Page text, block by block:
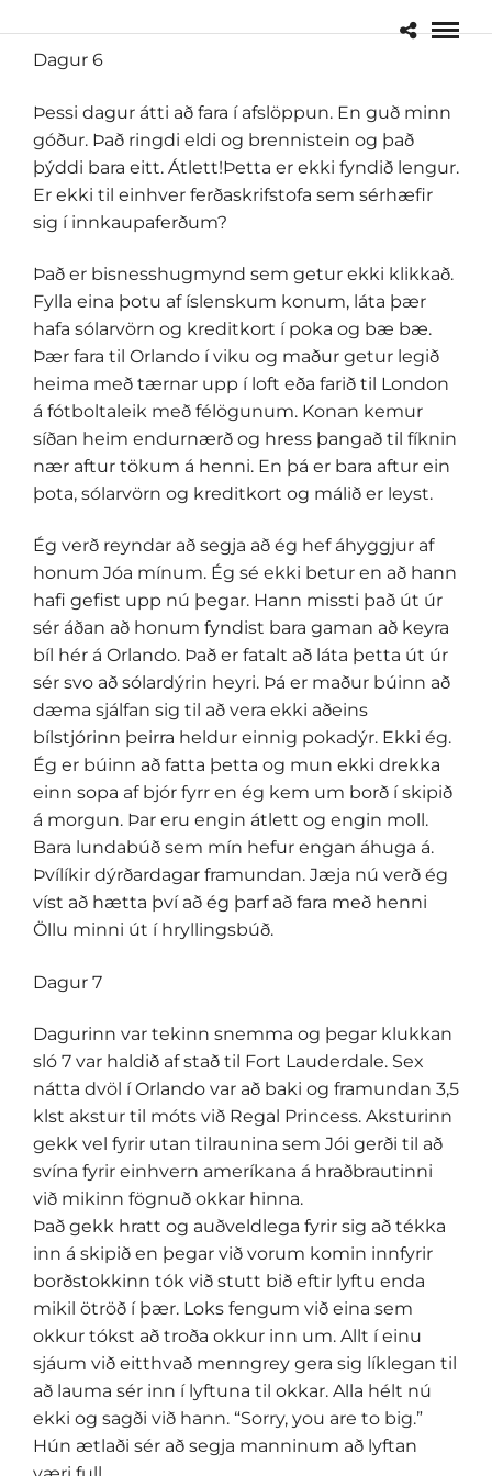
Dagur 6
Þessi dagur átti að fara í afslöppun. En guð minn
góður. Það ringdi eldi og brennistein og það
þýddi bara eitt. Átlett!Þetta er ekki fyndið lengur.
Er ekki til einhver ferðaskrifstofa sem sérhæfir
sig í innkaupaferðum?
Það er bisnesshugmynd sem getur ekki klikkað.
Fylla eina þotu af íslenskum konum, láta þær
hafa sólarvörn og kreditkort í poka og bæ bæ.
Þær fara til Orlando í viku og maður getur legið
heima með tærnar upp í loft eða farið til London
á fótboltaleik með félögunum. Konan kemur
síðan heim endurnærð og hress þangað til fíknin
nær aftur tökum á henni. En þá er bara aftur ein
þota, sólarvörn og kreditkort og málið er leyst.
Ég verð reyndar að segja að ég hef áhyggjur af
honum Jóa mínum. Ég sé ekki betur en að hann
hafi gefist upp nú þegar. Hann missti það út úr
sér áðan að honum fyndist bara gaman að keyra
bíl hér á Orlando. Það er fatalt að láta þetta út úr
sér svo að sólardýrin heyri. Þá er maður búinn að
dæma sjálfan sig til að vera ekki aðeins
bílstjórinn þeirra heldur einnig pokadýr. Ekki ég.
Ég er búinn að fatta þetta og mun ekki drekka
einn sopa af bjór fyrr en ég kem um borð í skipið
á morgun. Þar eru engin átlett og engin moll.
Bara lundabúð sem mín hefur engan áhuga á.
Þvílíkir dýrðardagar framundan. Jæja nú verð ég
víst að hætta því að ég þarf að fara með henni
Öllu minni út í hryllingsbúð.
Dagur 7
Dagurinn var tekinn snemma og þegar klukkan
sló 7 var haldið af stað til Fort Lauderdale. Sex
nátta dvöl í Orlando var að baki og framundan 3,5
klst akstur til móts við Regal Princess. Aksturinn
gekk vel fyrir utan tilraunina sem Jói gerði til að
svína fyrir einhvern ameríkana á hraðbrautinni
við mikinn fögnuð okkar hinna.
Það gekk hratt og auðveldlega fyrir sig að tékka
inn á skipið en þegar við vorum komin innfyrir
borðstokkinn tók við stutt bið eftir lyftu enda
mikil ötröð í þær. Loks fengum við eina sem
okkur tókst að troða okkur inn um. Allt í einu
sjáum við eitthvað menngrey gera sig líklegan til
að lauma sér inn í lyftuna til okkar. Alla hélt nú
ekki og sagði við hann. “Sorry, you are to big.”
Hún ætlaði sér að segja manninum að lyftan